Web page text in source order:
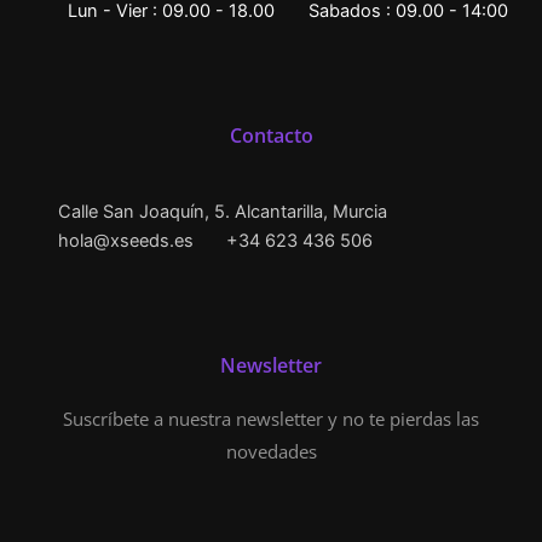
Lun - Vier : 09.00 - 18.00 Sabados : 09.00 - 14:00
Contacto
Calle San Joaquín, 5. Alcantarilla, Murcia
hola@xseeds.es
+34 623 436 506
Newsletter
Suscríbete a nuestra newsletter y no te pierdas las
novedades